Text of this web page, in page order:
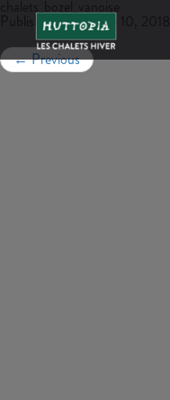
chalets_bozel_vanoise
Publishedseptembre 10, 2018
←Previous